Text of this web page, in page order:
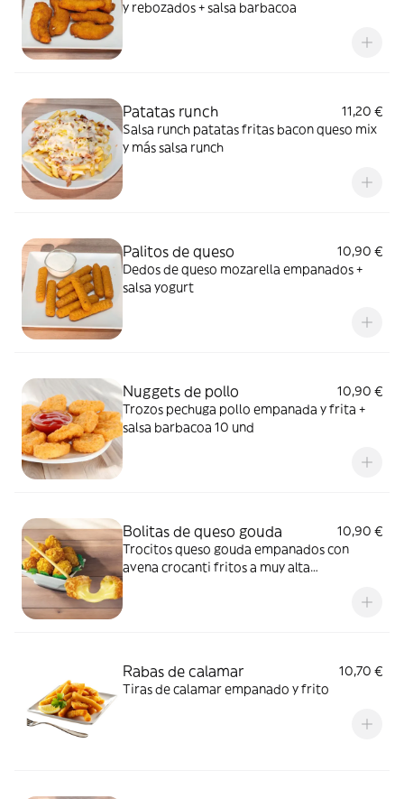
y rebozados + salsa barbacoa
Patatas runch
11,20 €
Salsa runch patatas fritas bacon queso mix
y más salsa runch
Palitos de queso
10,90 €
Dedos de queso mozarella empanados +
salsa yogurt
Nuggets de pollo
10,90 €
Trozos pechuga pollo empanada y frita +
salsa barbacoa 10 und
Bolitas de queso gouda
10,90 €
Trocitos queso gouda empanados con
avena crocanti fritos a muy alta
Rabas de calamar
10,70 €
Tiras de calamar empanado y frito